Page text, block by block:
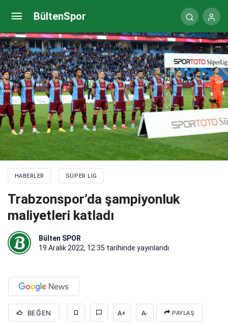
BültenSpor
HABERLER SÜPER LIG
Trabzonspor’da şampiyonluk
maliyetleri katladı
Bülten SPOR
19 Aralık 2022, 12:35 tarihinde yayınlandı
BEĞEN A+ A- PAYLAŞ
Sevilla’da Marcao depremi! 3 ay yok